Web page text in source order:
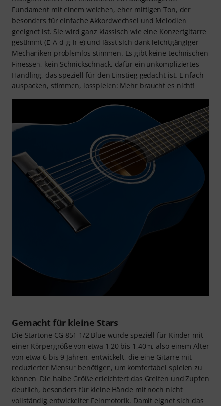
Fundament mit einem weichen, eher mittigen Ton, der
besonders für einfache Akkordwechsel und Melodien
geeignet ist. Sie wird ganz klassisch wie eine Konzertgitarre
gestimmt (E-A-d-g-h-e) und lässt sich dank leichtgängiger
Mechaniken problemlos stimmen. Es gibt keine technischen
Finessen, kein Schnickschnack, dafür ein unkompliziertes
Handling, das speziell für den Einstieg gedacht ist. Einfach
auspacken, stimmen, losspielen: Mehr braucht es nicht!
Gemacht für kleine Stars
Die Startone CG 851 1/2 Blue wurde speziell für Kinder mit
einer Körpergröße von etwa 1,20 bis 1,40m, also einem Alter
von etwa 6 bis 9 Jahren, entwickelt, die eine Gitarre mit
reduzierter Mensur benötigen, um komfortabel spielen zu
können. Die halbe Größe erleichtert das Greifen und Zupfen
deutlich, besonders für kleine Hände mit noch nicht
vollständig entwickelter Feinmotorik. Damit eignet sich das